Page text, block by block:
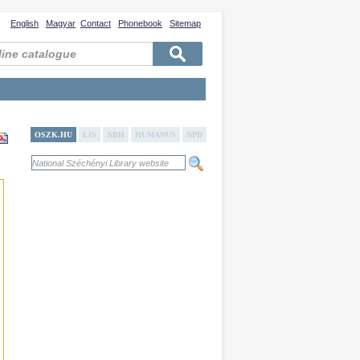
Contact Phonebook Sitemap
English Magyar
OSZK.HU LIS NBH HUMANUS NPD